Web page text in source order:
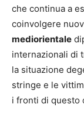
che continua a
coinvolgere
mediorientale
internazionali di
la situazione
stringe e le
i fronti di questo